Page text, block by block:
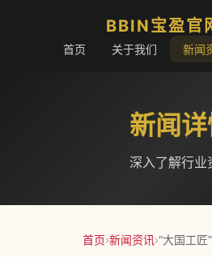
BBIN宝盈官
首页 关于我们 新闻
新闻
深入了解行业
首页›新闻资讯›“大国工匠